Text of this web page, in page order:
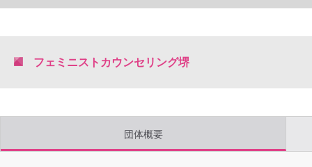
フェミニストカウンセリング堺
団体概要